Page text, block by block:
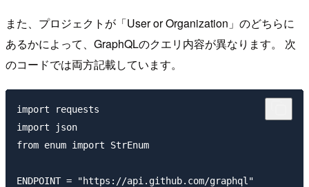
また、プロジェクトが「User or Organization」のどちらに
あるかによって、GraphQLのクエリ内容が異なります。 次
のコードでは両方記載しています。
import requests
import json
from enum import StrEnum
ENDPOINT = "https://api.github.com/graphql"